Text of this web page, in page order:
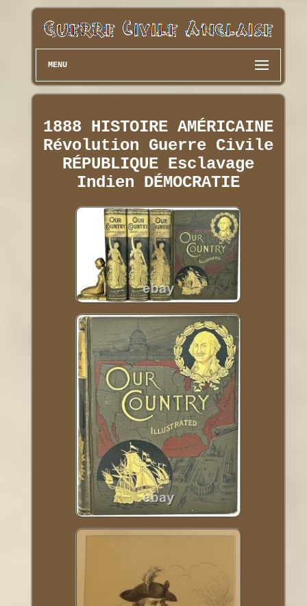
MENU
1888 HISTOIRE AMÉRICAINE
Révolution Guerre Civile
RÉPUBLIQUE Esclavage
Indien DÉMOCRATIE